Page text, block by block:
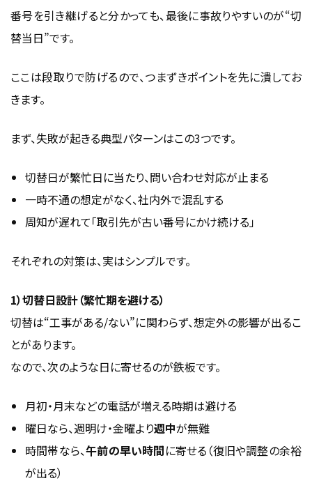
番号を引き継げると分かっても、最後に事故りやすいのが“切
替当日”です。
ここは段取りで防げるので、つまずきポイントを先に潰してお
きます。
まず、失敗が起きる典型パターンはこの3つです。
切替日が繁忙日に当たり、問い合わせ対応が止まる
一時不通の想定がなく、社内外で混乱する
周知が遅れて「取引先が古い番号にかけ続ける」
それぞれの対策は、実はシンプルです。
1）切替日設計（繁忙期を避ける）
切替は“工事がある/ない”に関わらず、想定外の影響が出るこ
とがあります。
なので、次のような日に寄せるのが鉄板です。
月初・月末などの電話が増える時期は避ける
曜日なら、週明け・金曜より週中が無難
時間帯なら、午前の早い時間に寄せる（復旧や調整の余裕
が出る）